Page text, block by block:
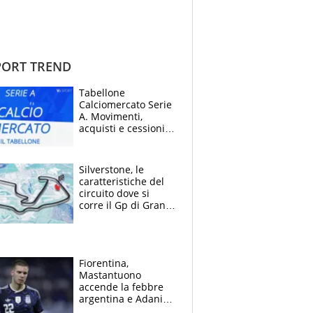
TREND
Tabellone
Calciomercato Serie
A. Movimenti,
acquisti e cessioni:
Silverstone, le
caratteristiche del
circuito dove si
corre il Gp di Gran
Fiorentina,
Mastantuono
accende la febbre
argentina e Adani